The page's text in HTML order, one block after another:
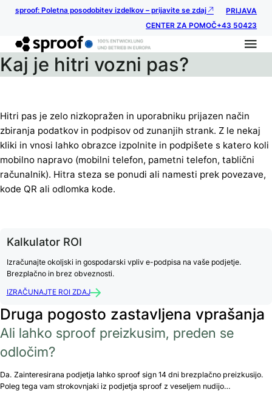
sproof: Poletna posodobitev izdelkov – prijavite se zdaj
PRIJAVA
CENTER ZA POMOČ+43 50423
Kaj je hitri vozni pas?
Hitri pas je zelo nizkopražen in uporabniku prijazen način
zbiranja podatkov in podpisov od zunanjih strank. Z le nekaj
kliki in vnosi lahko obrazce izpolnite in podpišete s katero koli
mobilno napravo (mobilni telefon, pametni telefon, tablični
računalnik). Hitra steza se ponudi ali namesti prek povezave,
kode QR ali odlomka kode.
Kalkulator ROI
Izračunajte okoljski in gospodarski vpliv e-podpisa na vaše podjetje.
Brezplačno in brez obveznosti.
IZRAČUNAJTE ROI ZDAJ
Druga pogosto zastavljena vprašanja
Ali lahko sproof preizkusim, preden se
odločim?
Da. Zainteresirana podjetja lahko sproof sign 14 dni brezplačno preizkusijo.
Poleg tega vam strokovnjaki iz podjetja sproof z veseljem nudijo…